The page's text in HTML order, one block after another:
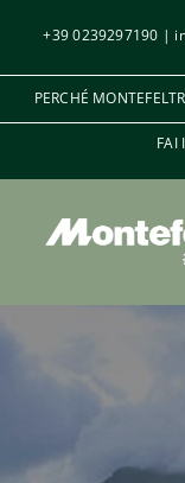
contenuto
+39 0239297190 |
PERCHÉ
FAI